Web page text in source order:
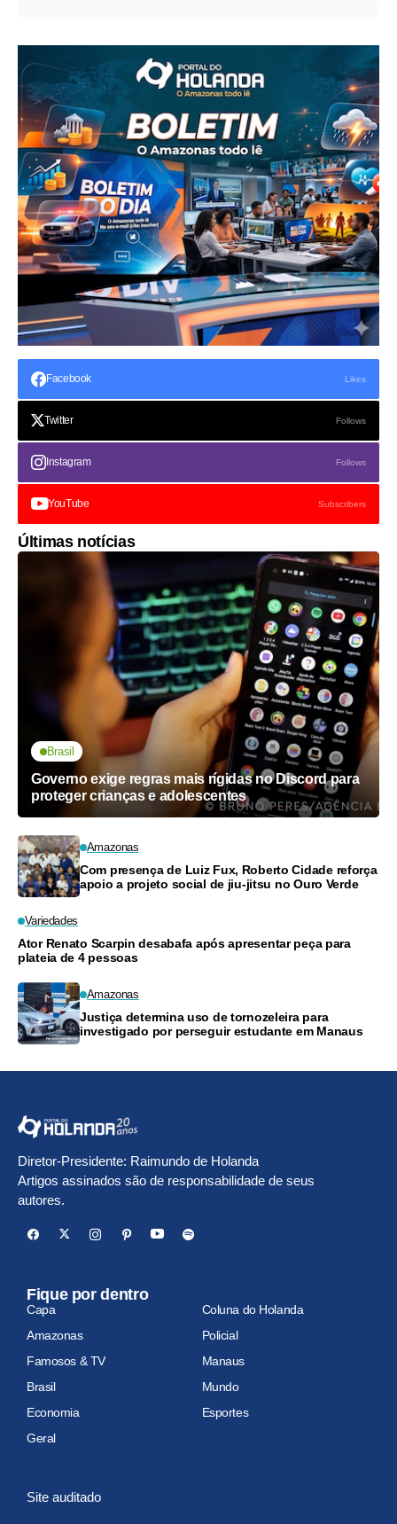
Facebook Likes
Twitter Follows
Instagram Follows
YouTube Subscribers
Últimas notícias
Brasil
Governo exige regras mais rígidas no Discord para
proteger crianças e adolescentes
Amazonas
Com presença de Luiz Fux, Roberto Cidade reforça
apoio a projeto social de jiu-jitsu no Ouro Verde
Variedades
Ator Renato Scarpin desabafa após apresentar peça para
plateia de 4 pessoas
Amazonas
Justiça determina uso de tornozeleira para
investigado por perseguir estudante em Manaus
Diretor-Presidente: Raimundo de Holanda
Artigos assinados são de responsabilidade de seus
autores.
Fique por dentro
Capa
Coluna do Holanda
Amazonas
Policial
Famosos & TV
Manaus
Brasil
Mundo
Economia
Esportes
Geral
Site auditado